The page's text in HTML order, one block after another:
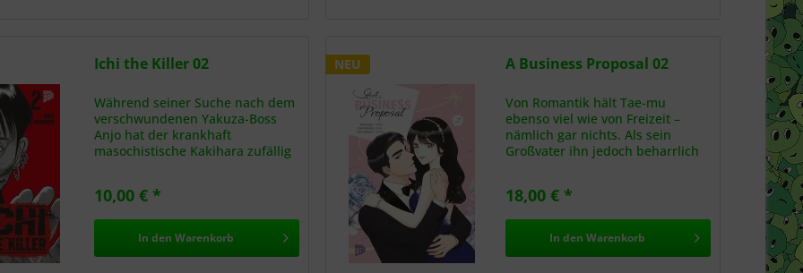
Ichi the Killer 02
Während seiner Suche nach dem
verschwundenen Yakuza-Boss
Anjo hat der krankhaft
masochistische Kakihara zufällig
Dieser greise Kleingangster, der
sich schon beim bloßen Anblick
10,00 € *
In den Warenkorb
NEU A Business Proposal 02
Von Romantik hält Tae-mu
ebenso viel wie von Freizeit –
nämlich gar nichts. Als sein
Großvater ihn jedoch beharrlich
Handeln gezwungen. Kurz
entschlossen macht er der...
18,00 € *
In den Warenkorb